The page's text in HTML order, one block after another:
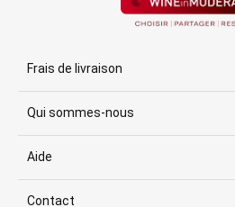
Frais de livraison
Qui sommes-nous
Aide
Contact